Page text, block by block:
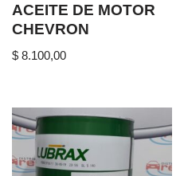
ACEITE DE MOTOR
CHEVRON
$ 8.100,00